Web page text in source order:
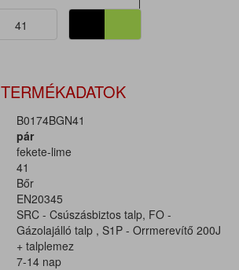
41
TERMÉKADATOK
B0174BGN41
pár
fekete-lime
41
Bőr
EN20345
SRC - Csúszásbiztos talp, FO -
Gázolajálló talp , S1P - Orrmerevítő 200J
+ talplemez
7-14 nap